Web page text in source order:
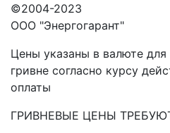
©2004-2023
ООО "Энергогарант"
Цены указаны в валюте
гривне согласно курсу
оплаты
ГРИВНЕВЫЕ ЦЕНЫ